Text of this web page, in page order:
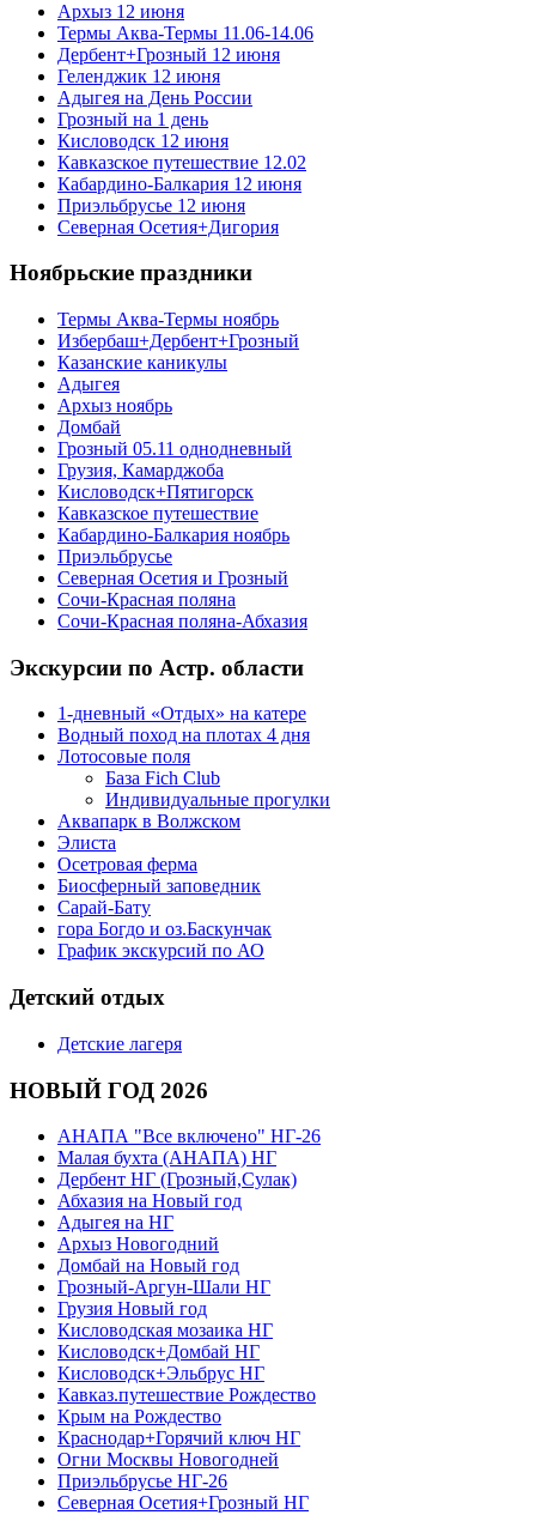
Архыз 12 июня
Термы Аква-Термы 11.06-14.06
Дербент+Грозный 12 июня
Геленджик 12 июня
Адыгея на День России
Грозный на 1 день
Кисловодск 12 июня
Кавказское путешествие 12.02
Кабардино-Балкария 12 июня
Приэльбрусье 12 июня
Северная Осетия+Дигория
Ноябрьские праздники
Термы Аква-Термы ноябрь
Избербаш+Дербент+Грозный
Казанские каникулы
Адыгея
Архыз ноябрь
Домбай
Грозный 05.11 однодневный
Грузия, Камарджоба
Кисловодск+Пятигорск
Кавказское путешествие
Кабардино-Балкария ноябрь
Приэльбрусье
Северная Осетия и Грозный
Сочи-Красная поляна
Сочи-Красная поляна-Абхазия
Экскурсии по Астр. области
1-дневный «Отдых» на катере
Водный поход на плотах 4 дня
Лотосовые поля
База Fich Club
Индивидуальные прогулки
Аквапарк в Волжском
Элиста
Осетровая ферма
Биосферный заповедник
Сарай-Бату
гора Богдо и оз.Баскунчак
График экскурсий по АО
Детский отдых
Детские лагеря
НОВЫЙ ГОД 2026
АНАПА "Все включено" НГ-26
Малая бухта (АНАПА) НГ
Дербент НГ (Грозный,Сулак)
Абхазия на Новый год
Адыгея на НГ
Архыз Новогодний
Домбай на Новый год
Грозный-Аргун-Шали НГ
Грузия Новый год
Кисловодская мозаика НГ
Кисловодск+Домбай НГ
Кисловодск+Эльбрус НГ
Кавказ.путешествие Рождество
Крым на Рождество
Краснодар+Горячий ключ НГ
Огни Москвы Новогодней
Приэльбрусье НГ-26
Северная Осетия+Грозный НГ